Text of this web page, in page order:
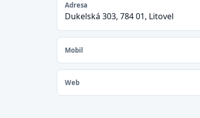
Adresa
Dukelská 303, 784 01, Litovel
Mobil
Web